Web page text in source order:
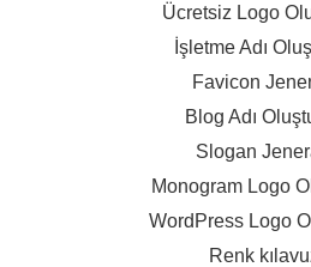
Ücretsiz Logo
İşletme Adı
Favicon
Blog Adı
Slogan
Monogram Logo
WordPress Logo
Renk